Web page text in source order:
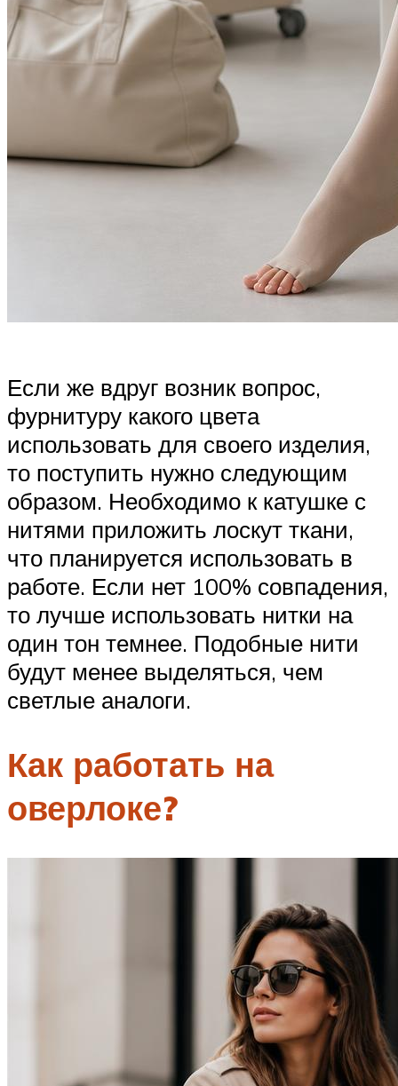
Если же вдруг возник вопрос,
фурнитуру какого цвета
использовать для своего изделия,
то поступить нужно следующим
образом. Необходимо к катушке с
нитями приложить лоскут ткани,
что планируется использовать в
работе. Если нет 100% совпадения,
то лучше использовать нитки на
один тон темнее. Подобные нити
будут менее выделяться, чем
светлые аналоги.
Как работать на
оверлоке?